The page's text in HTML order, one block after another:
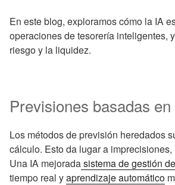
En este blog, exploramos cómo la IA
operaciones de tesorería inteligentes,
riesgo y la liquidez.
Previsiones basadas
Los métodos de previsión heredados
cálculo. Esto da lugar a
Una IA mejoradasistema de gestión
tiempo real yaprendizaje automático